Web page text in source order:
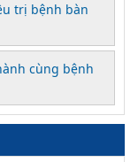
trị bệnh bàn
cùng bệnh